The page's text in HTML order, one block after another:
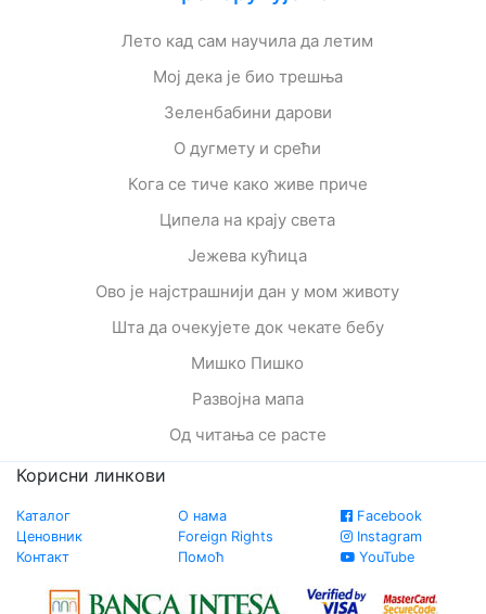
Лето кад сам научила да летим
Мој дека је био трешња
Зеленбабини дарови
О дугмету и срећи
Кога се тиче како живе приче
Ципела на крају света
Јежева кућица
Ово је најстрашнији дан у мом животу
Шта да очекујете док чекате бебу
Мишко Пишко
Развојна мапа
Од читања се расте
Корисни линкови
Каталог
Ценовник
Контакт
О нама
Foreign Rights
Помоћ
Facebook
Instagram
YouTube